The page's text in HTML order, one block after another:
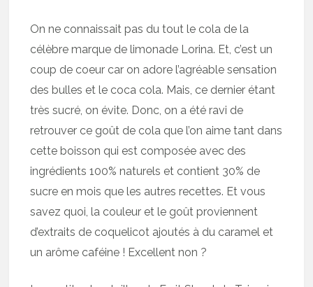
On ne connaissait pas du tout le cola de la
célèbre marque de limonade Lorina. Et, c’est un
coup de coeur car on adore l’agréable sensation
des bulles et le coca cola. Mais, ce dernier étant
très sucré, on évite. Donc, on a été ravi de
retrouver ce goût de cola que l’on aime tant dans
cette boisson qui est composée avec des
ingrédients 100% naturels et contient 30% de
sucre en mois que les autres recettes. Et vous
savez quoi, la couleur et le goût proviennent
d’extraits de coquelicot ajoutés à du caramel et
un arôme caféine ! Excellent non ?